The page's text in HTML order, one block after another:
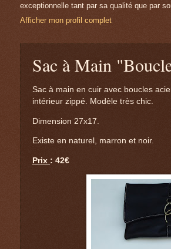
exceptionnelle tant par sa qualité que par
Afficher mon profil complet
Sac à Main
Sac à main en cuir avec boucles
intérieur zippé. Modèle très chic.
Dimension 27x17.
Existe en naturel, marron et noir.
Prix : 42€